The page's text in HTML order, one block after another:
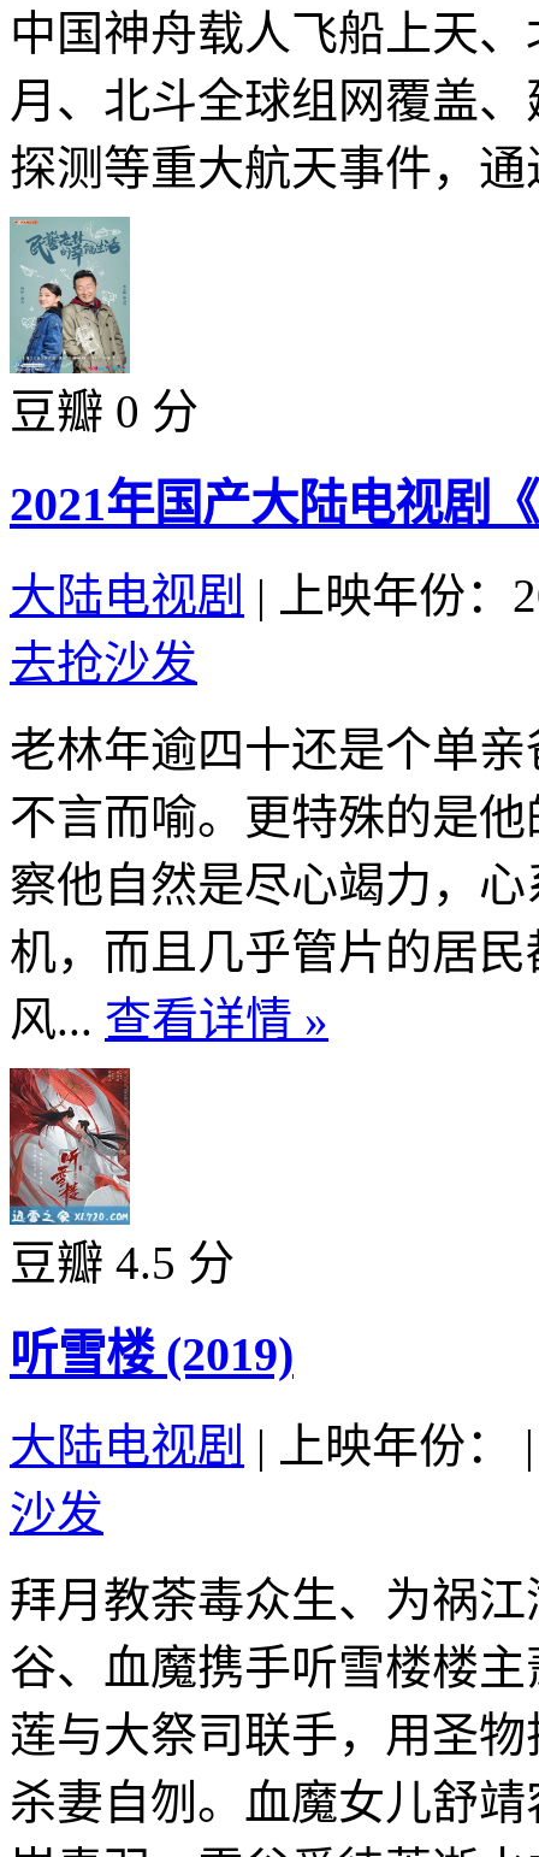
中国神舟载人飞船上天
月、北斗全球组网覆盖
探测等重大航天事件，
豆瓣 0 分
2021年国产大陆电视剧
大陆电视剧 |
上映年份：
去抢沙发
老林年逾四十还是个单
不言而喻。更特殊的是
察他自然是尽心竭力，
机，而且几乎管片的居
风... 查看详情 »
豆瓣 4.5 分
听雪楼 (2019)
大陆电视剧 | 上映年份：
|
沙发
拜月教荼毒众生、为祸
谷、血魔携手听雪楼楼
莲与大祭司联手，用圣
杀妻自刎。血魔女儿舒